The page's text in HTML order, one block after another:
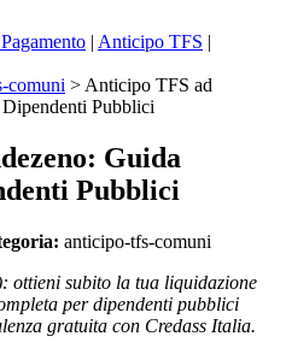
| Anticipo TFS |
comuni > Anticipo TFS ad
Pubblici
Guida
Pubblici
anticipo-tfs-comuni
ottieni subito la tua liquidazione
per dipendenti pubblici
gratuita con Credass Italia.